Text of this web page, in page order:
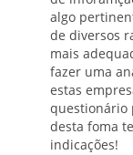
algo
de diversos
mais
fazer uma
estas
questionário
desta foma
indicações!